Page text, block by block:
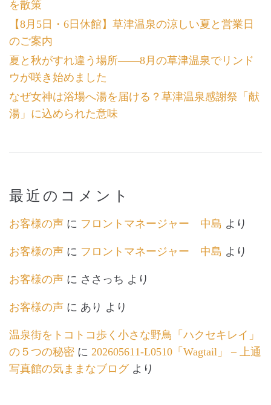
を散策
【8月5日・6日休館】草津温泉の涼しい夏と営業日
のご案内
夏と秋がすれ違う場所――8月の草津温泉でリンド
ウが咲き始めました
なぜ女神は浴場へ湯を届ける？草津温泉感謝祭「献
湯」に込められた意味
最近のコメント
お客様の声 に フロントマネージャー 中島 より
お客様の声 に フロントマネージャー 中島 より
お客様の声 に ささっち より
お客様の声 に あり より
温泉街をトコトコ歩く小さな野鳥「ハクセキレイ」
の５つの秘密 に 202605611-L0510「Wagtail」 – 上通
写真館の気ままなブログより